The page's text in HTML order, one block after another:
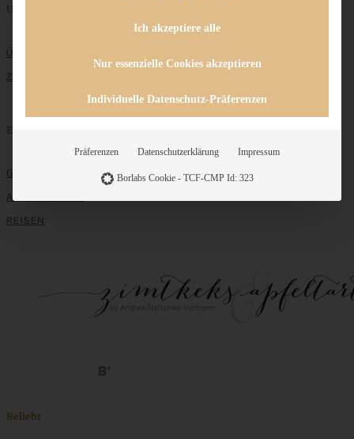
Unternehmen
ÜBER MICH
ZUSAMMENARBEIT
Entdecken
GRUNDLAGEN
ALLE REZEPTE
REISEN
Beliebt
Ich akzeptiere alle
Nur essenzielle Cookies akzeptieren
Individuelle Datenschutz-Präferenzen
Präferenzen Datenschutzerklärung Impressum
Borlabs Cookie - TCF-CMP Id: 323